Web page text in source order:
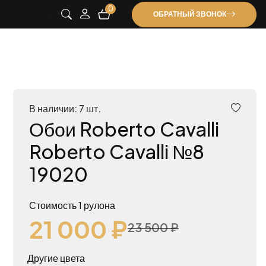
0
ОБРАТНЫЙ ЗВОНОК
В наличии: 7 шт.
Обои Roberto Cavalli
Roberto Cavalli №8
19020
Стоимость 1 рулона
21 000 ₽23 500 ₽
Другие цвета